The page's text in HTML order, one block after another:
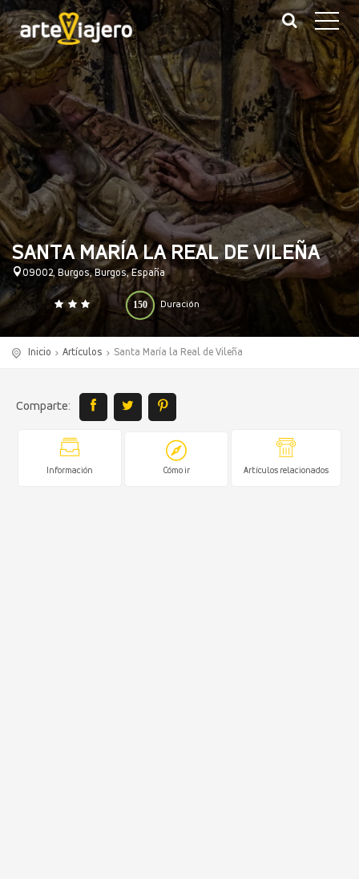
SANTA MARÍA LA REAL DE VILEÑA
09002, Burgos, Burgos, España
Duración
150
0 140
Inicio Artículos Santa María la Real de Vileña
Comparte:
Información Cómo ir Artículos relacionados